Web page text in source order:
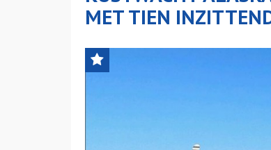
MET TIEN